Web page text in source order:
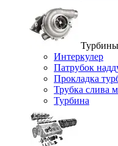
Интеркулер
Патрубок
Прокладка
Трубка слива
Турбина